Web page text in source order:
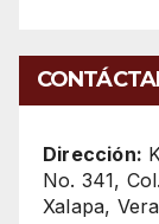
Dirección:
No. 341,
Xalapa,